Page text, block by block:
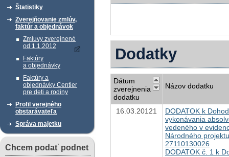
Štatistiky
Zverejňovanie zmlúv,
faktúr a objednávok
Zmluvy zverejnené
od 1.1.2012
Faktúry
a objednávky
Faktúry a
objednávky Centier
pre deti a rodiny
Profil verejného
obstarávateľa
Správa majetku
Chcem podať podnet
Dodatky
Dátum
zverejnenia
dodatku
Názov dodatku
16.03.20121
DODATOK k
vykonávania
vedeného v
Národného
27110130026
DODATOK č. 1 k